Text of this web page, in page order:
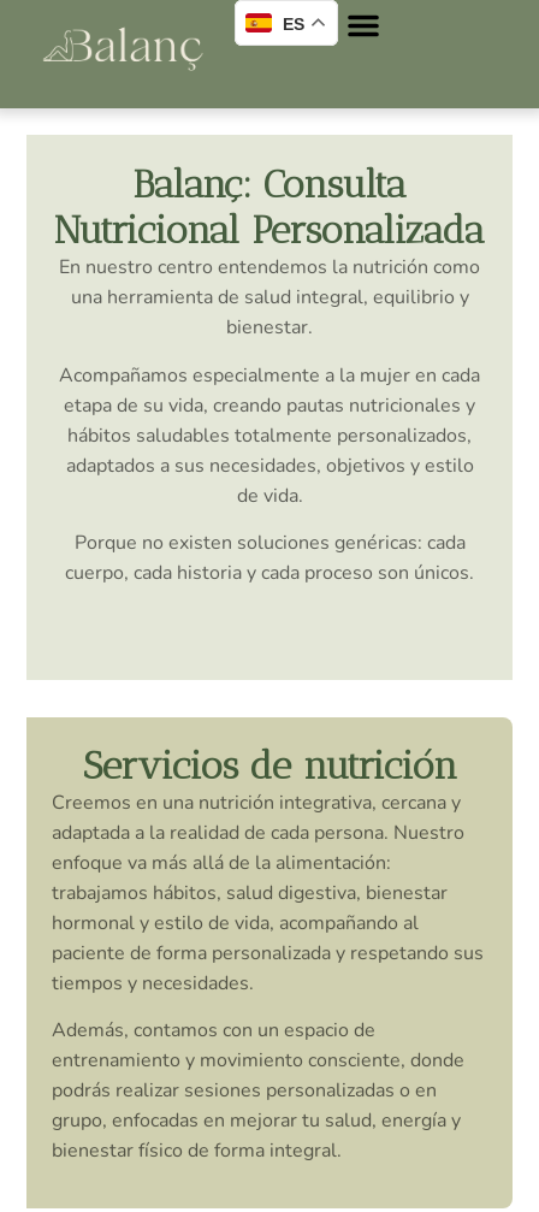
ES
Balanç: Consulta
Nutricional Personalizada
En nuestro centro entendemos la nutrición como
una herramienta de salud integral, equilibrio y
bienestar.
Acompañamos especialmente a la mujer en cada
etapa de su vida, creando pautas nutricionales y
hábitos saludables totalmente personalizados,
adaptados a sus necesidades, objetivos y estilo
de vida.
Porque no existen soluciones genéricas: cada
cuerpo, cada historia y cada proceso son únicos.
Servicios de nutrición
Creemos en una nutrición integrativa, cercana y
adaptada a la realidad de cada persona. Nuestro
enfoque va más allá de la alimentación:
trabajamos hábitos, salud digestiva, bienestar
hormonal y estilo de vida, acompañando al
paciente de forma personalizada y respetando sus
tiempos y necesidades.
Además, contamos con un espacio de
entrenamiento y movimiento consciente, donde
podrás realizar sesiones personalizadas o en
grupo, enfocadas en mejorar tu salud, energía y
bienestar físico de forma integral.